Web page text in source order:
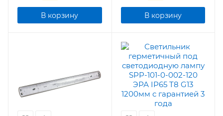
В корзину В корзину